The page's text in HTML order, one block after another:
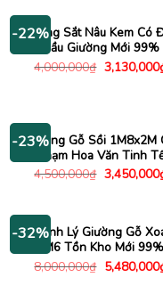
-22%
Giường Sắt Nâu Kem Có
Đầu Giường Mới 99%
4,000,000₫ Giá
gốc
3,130,000
-23%
Giường Gỗ Sồi 1M8x2M
Chạm Hoa Văn Tinh
4,500,000₫ Giá
gốc
3,450,000
-32%
Thanh Lý Giường Gỗ
1M6 Tồn Kho Mới 99%
8,000,000₫ Giá
gốc
5,480,000